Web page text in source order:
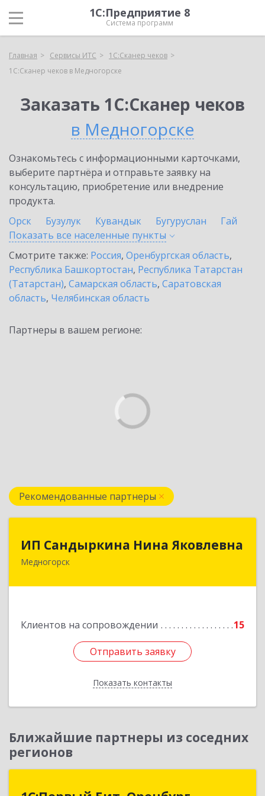
1С:Предприятие 8
Система программ
Главная Сервисы ИТС
1С:Сканер чеков
1С:Сканер чеков в Медногорске
Заказать 1С:Сканер чеков
в Медногорске
Ознакомьтесь с информационными карточками,
выберите партнёра и отправьте заявку на
консультацию, приобретение или внедрение
продукта.
Орск
Бузулук Кувандык Бугуруслан
Гай
Показать все населенные пункты
Смотрите также: Россия, Оренбургская область,
Республика Башкортостан, Республика Татарстан
(Татарстан), Самарская область, Саратовская
область, Челябинская область
Партнеры в вашем регионе:
Рекомендованные партнеры
ИП Сандыркина Нина Яковлевна
Медногорск
Клиентов на сопровождении 15
Отправить заявку
Показать контакты
462270, Оренбургская обл, Медногорск г,
Отправить заявку
Назад
Ближайшие партнеры из соседних
регионов
1С:Первый Бит, Оренбург